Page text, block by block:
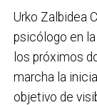
Sábado 12 de
Kaotiko
Viernes 18 de
Les Testarudes
Urko Zalbidea
psicólogo en
los próximos
marcha la
objetivo de